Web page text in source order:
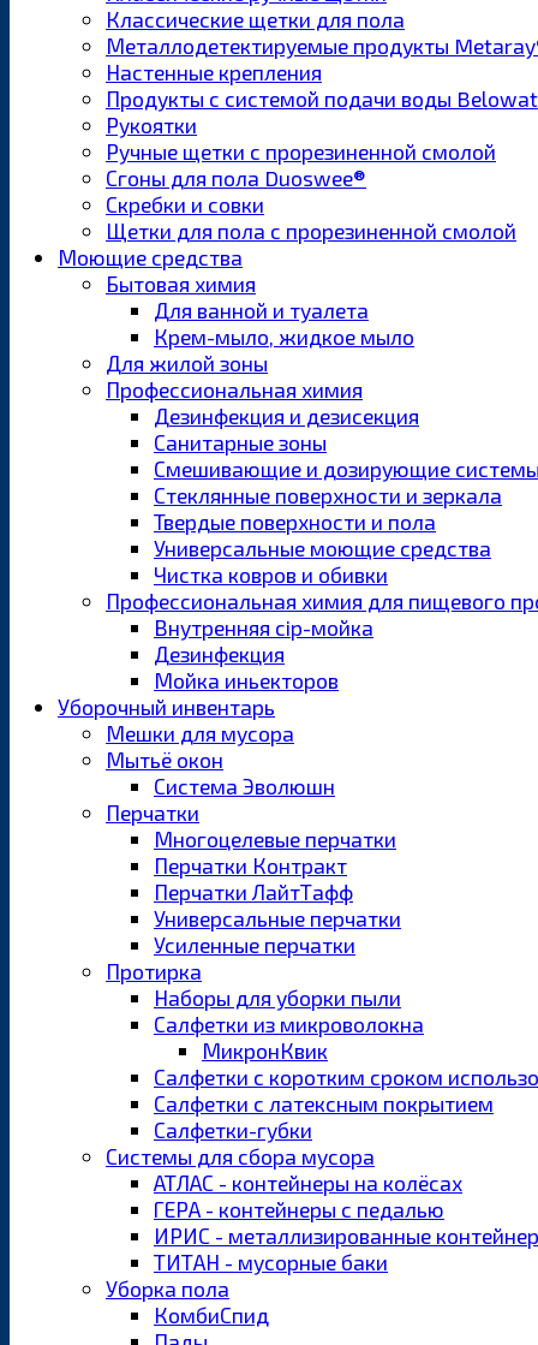
Классические щетки для пола
Металлодетектируемые продукты
Настенные крепления
Продукты с системой подачи воды
Рукоятки
Ручные щетки с прорезиненной смолой
Сгоны для пола Duoswee®
Скребки и совки
Щетки для пола с прорезиненной смолой
Моющие средства
Бытовая химия
Для ванной и туалета
Крем-мыло, жидкое мыло
Для жилой зоны
Профессиональная химия
Дезинфекция и дезисекция
Санитарные зоны
Смешивающие и дозирующие системы
Стеклянные поверхности и зеркала
Твердые поверхности и пола
Универсальные моющие средства
Чистка ковров и обивки
Профессиональная химия для пищевого
Внутренняя cip-мойка
Дезинфекция
Мойка иньекторов
Уборочный инвентарь
Мешки для мусора
Мытьё окон
Система Эволюшн
Перчатки
Многоцелевые перчатки
Перчатки Контракт
Перчатки ЛайтТафф
Универсальные перчатки
Усиленные перчатки
Протирка
Наборы для уборки пыли
Салфетки из микроволокна
МикронКвик
Салфетки с коротким сроком
Салфетки с латексным покрытием
Салфетки-губки
Системы для сбора мусора
АТЛАС - контейнеры на колёсах
ГЕРА - контейнеры с педалью
ИРИС - металлизированные
ТИТАН - мусорные баки
Уборка пола
КомбиСпид